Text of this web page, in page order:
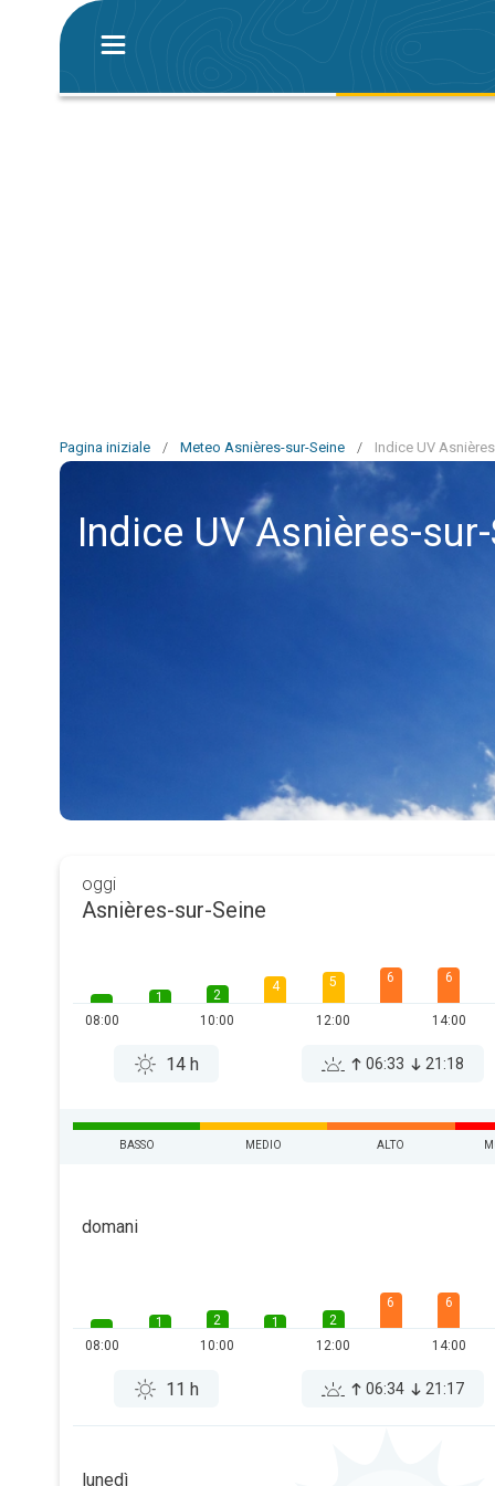
Pagina iniziale / Meteo Asnières-sur-Seine / Indice UV
Indice UV Asnières-
oggi
Asnières-sur-Seine
08:00
1
2
10:00
4 5
12:00
6 6
14:00
14 h 06:33 21:18
BASSO MEDIO ALTO
domani
08:00
1
2
10:00
1
2
12:00
6 6
14:00
11 h 06:34 21:17
lunedì